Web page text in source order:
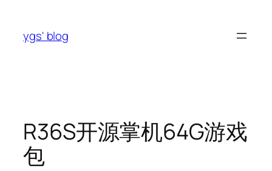
ygs' blog
R36S开源掌机64G游戏
包